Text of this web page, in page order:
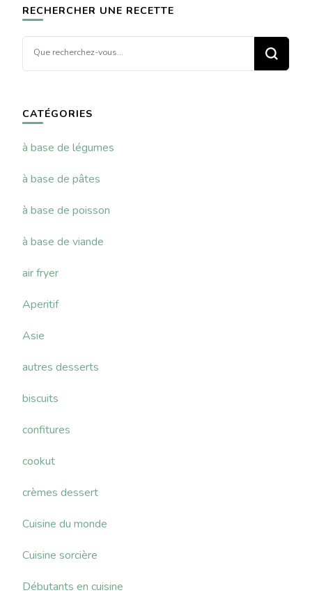
RECHERCHER UNE RECETTE
CATÉGORIES
à base de légumes
à base de pâtes
à base de poisson
à base de viande
air fryer
Aperitif
Asie
autres desserts
biscuits
confitures
cookut
crèmes dessert
Cuisine du monde
Cuisine sorcière
Débutants en cuisine